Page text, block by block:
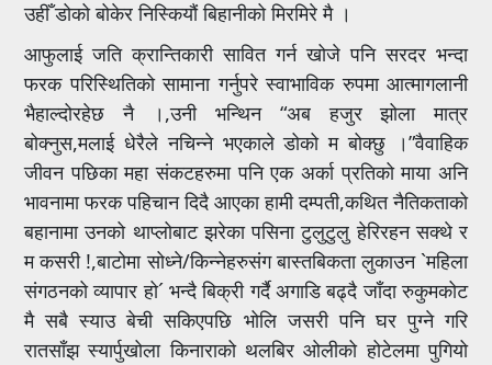
उहीँ डोको बोकेर निस्कियौं बिहानीको मिरमिरे मै ।
आफुलाई जति क्रान्तिकारी सावित गर्न खोजे पनि सरदर भन्दा
फरक परिस्थितिको सामाना गर्नुपरे स्वाभाविक रुपमा आत्मागलानी
भैहाल्दोरहेछ नै ।,उनी भन्थिन “अब हजुर झोला मात्र
बोक्नुस,मलाई धेरैले नचिन्ने भएकाले डोको म बोक्छु ।”वैवाहिक
जीवन पछिका महा संकटहरुमा पनि एक अर्का प्रतिको माया अनि
भावनामा फरक पहिचान दिदै आएका हामी दम्पती,कथित नैतिकताको
बहानामा उनको थाप्लोबाट झरेका पसिना टुलुटुलु हेरिरहन सक्थे र
म कसरी !,बाटोमा सोध्ने/किन्नेहरुसंग बास्तबिकता लुकाउन `महिला
संगठनको व्यापार हो´ भन्दै बिक्री गर्दै अगाडि बढ्दै जाँदा रुकुमकोट
मै सबै स्याउ बेची सकिएपछि भोलि जसरी पनि घर पुग्ने गरि
रातसाँझ स्यार्पुखोला किनाराको थलबिर ओलीको होटेलमा पुगियो